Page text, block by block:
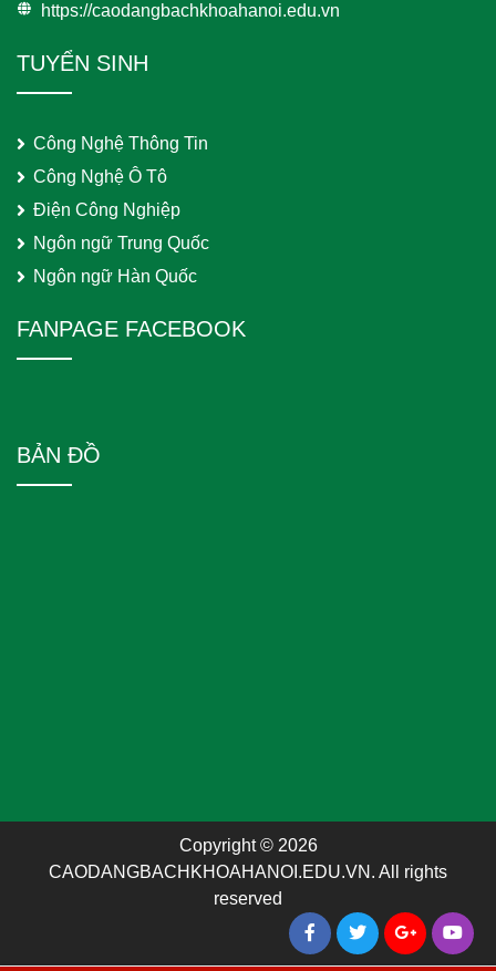
https://caodangbachkhoahanoi.edu.vn
TUYỂN SINH
Công Nghệ Thông Tin
Công Nghệ Ô Tô
Điện Công Nghiệp
Ngôn ngữ Trung Quốc
Ngôn ngữ Hàn Quốc
FANPAGE FACEBOOK
BẢN ĐỒ
Copyright © 2026
CAODANGBACHKHOAHANOI.EDU.VN. All rights
reserved